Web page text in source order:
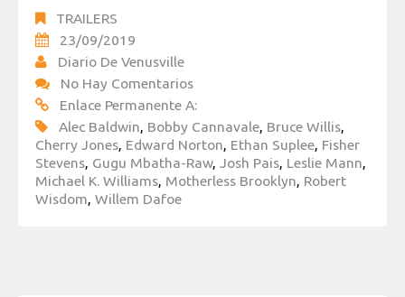
TRAILERS
23/09/2019
Diario De Venusville
No Hay Comentarios
Enlace Permanente A:
Alec Baldwin, Bobby Cannavale, Bruce Willis,
Cherry Jones, Edward Norton, Ethan Suplee, Fisher
Stevens, Gugu Mbatha-Raw, Josh Pais, Leslie Mann,
Michael K. Williams, Motherless Brooklyn, Robert
Wisdom, Willem Dafoe